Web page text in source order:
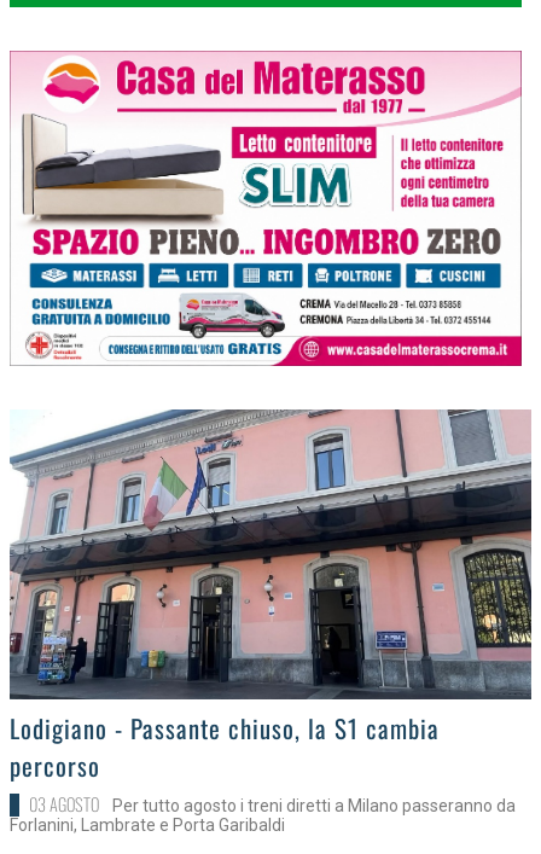
>Lodigiano - Passante chiuso, la S1 cambia
percorso
03 AGOSTO
Per tutto agosto i treni diretti a Milano passeranno da
Forlanini, Lambrate e Porta Garibaldi